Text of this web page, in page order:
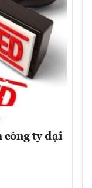
công ty đại